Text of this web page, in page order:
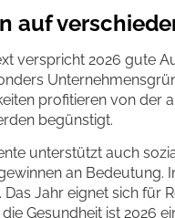
auf
verspricht 2026 gute
profitieren von der
begünstigt.
unterstützt auch
an Bedeutung.
Das Jahr eignet sich für
Gesundheit ist 2026